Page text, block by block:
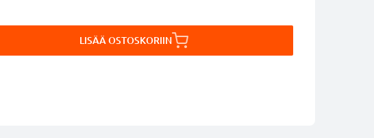
LISÄÄ OSTOSKORIIN